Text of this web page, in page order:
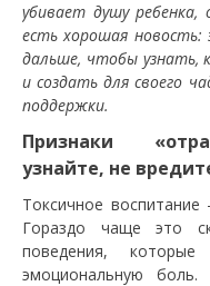
убивает душу
есть хорошая
дальше, чтобы узнать,
и создать для своего
поддержки.
Признаки
узнайте, не
Токсичное
Гораздо чаще это
поведения,
эмоциональную